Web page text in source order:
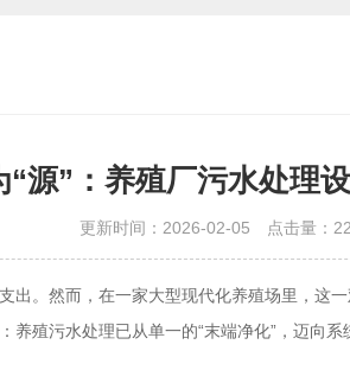
“源”：养殖厂污水处理
更新时间：2026-02-05 点击量：
。然而，在一家大型现代化养殖场里，这
殖污水处理已从单一的“末端净化”，迈向